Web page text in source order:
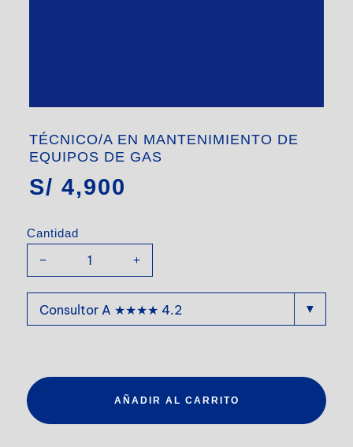
TÉCNICO/A EN MANTENIMIENTO DE
EQUIPOS DE GAS
S/ 4,900
Cantidad
AÑADIR AL CARRITO